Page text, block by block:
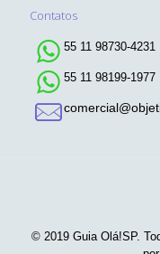
Contatos
55 11 98730-4231
55 11 98199-1977
© 2019 Guia Olá!SP.